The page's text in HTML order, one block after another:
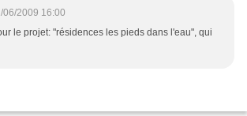
06/2009 16:00
le projet: "résidences les pieds dans l'eau", qui